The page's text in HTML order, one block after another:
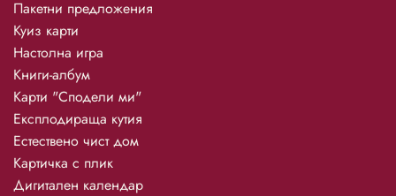
Пакетни предложения
Куиз карти
Настолна игра
Книги-албум
Карти "Сподели ми"
Експлодираща кутия
Естествено чист дом
Картичка с плик
Дигитален календар